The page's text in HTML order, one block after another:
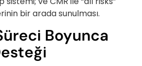
bir arada sunulması.
Boyunca